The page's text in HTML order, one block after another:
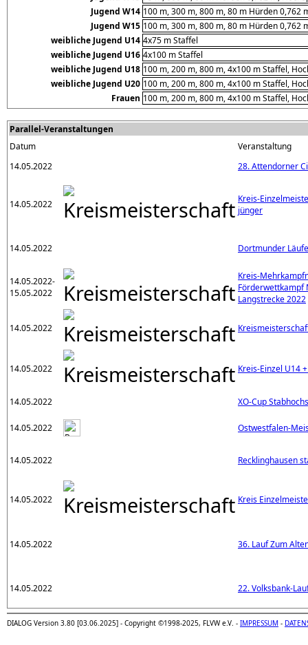
Jugend W14 100 m, 300 m, 800 m, 80 m Hürden 0,762
Jugend W15 100 m, 300 m, 800 m, 80 m Hürden 0,762
weibliche Jugend U14 4x75 m Staffel
weibliche Jugend U16 4x100 m Staffel
weibliche Jugend U18 100 m, 200 m, 800 m, 4x100 m Staffel,
weibliche Jugend U20 100 m, 200 m, 800 m, 4x100 m Staffel,
Frauen 100 m, 200 m, 800 m, 4x100 m Staffel,
Parallel-Veranstaltungen
Datum
Veranstaltung
14.05.2022
28. Attendorner
14.05.2022
Kreis-
jünger
14.05.2022 Dortmunder
14.05.2022-
15.05.2022
Kreis-
Förderwettkampf
Langstrecke 2022
14.05.2022
14.05.2022 Kreis-Einzel U14
14.05.2022 XO-Cup
14.05.2022 Ostwestfalen-
14.05.2022 Recklinghausen
14.05.2022 Kreis
14.05.2022 36. Lauf Zum
14.05.2022 22. Volksbank-
DIALOG Version 3.80 [03.06.2025] - Copyright ©1998-2025, FLVW e.V. - IMPRESSUM -